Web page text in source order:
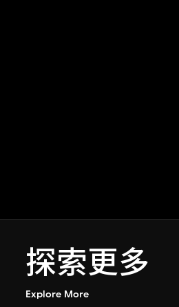
探索更多
Explore More